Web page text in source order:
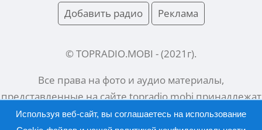
Добавить радио Реклама
© TOPRADIO.MOBI - (2021 г).
Все права на фото и аудио материалы,
представленные на сайтеtopradio.mobiпринадлежат
их законным владельцам.
Используя веб-сайт, вы соглашаетесь на использование